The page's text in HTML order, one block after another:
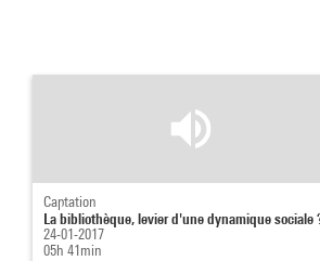
Captation
La bibliothèque, levier d'une dynamique sociale
24-01-2017
05h 41min